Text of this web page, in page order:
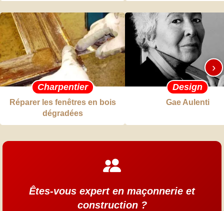
Charpentier
Réparer les fenêtres en bois
dégradées
Design
Gae Aulenti
›
Êtes-vous expert en maçonnerie et
construction ?